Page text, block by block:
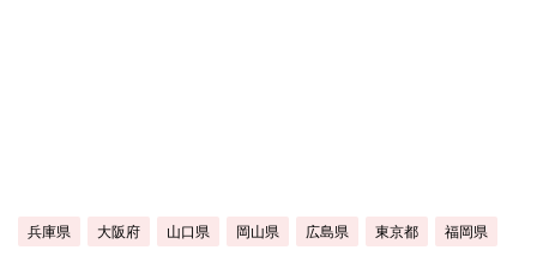
兵庫県 大阪府 山口県 岡山県 広島県 東京都 福岡県